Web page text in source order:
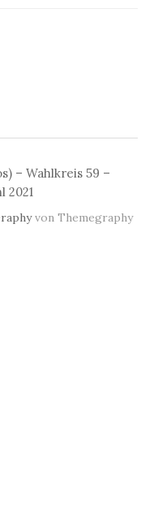
– Wahlkreis 59 –
2021
von Themegraphy